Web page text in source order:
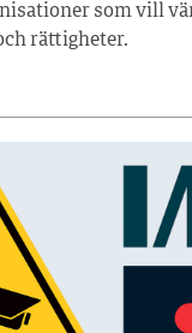
som vill
rättigheter.